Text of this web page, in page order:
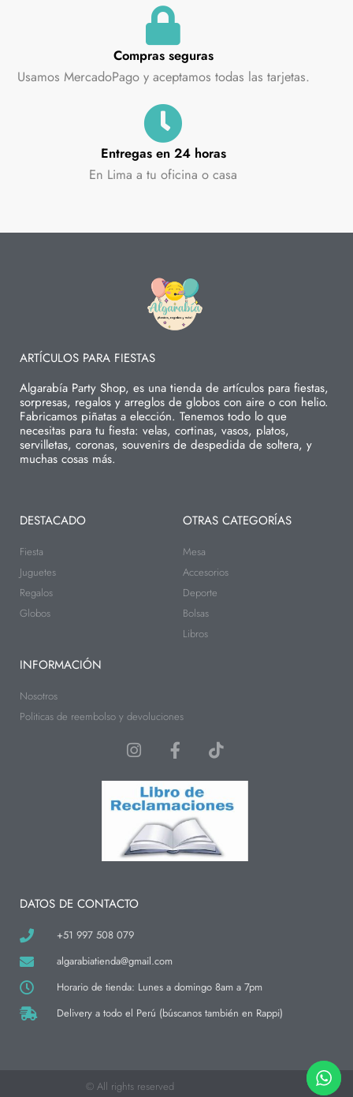
Compras seguras
Usamos MercadoPago y aceptamos todas las tarjetas.
Entregas en 24 horas
En Lima a tu oficina o casa
ARTÍCULOS PARA FIESTAS
Algarabía Party Shop, es una tienda de artículos para fiestas,
sorpresas, regalos y arreglos de globos con aire o con helio.
Fabricamos piñatas a elección. Tenemos todo lo que
necesitas para tu fiesta: velas, cortinas, vasos, platos,
servilletas, coronas, souvenirs de despedida de soltera, y
muchas cosas más.
DESTACADO
Fiesta
Juguetes
Regalos
Globos
OTRAS CATEGORÍAS
Mesa
Accesorios
Deporte
Bolsas
Libros
INFORMACIÓN
Nosotros
Politicas de reembolso y devoluciones
I
s
t
a
g
r
a
F
a
c
e
b
o
o
k
T
i
k
t
o
DATOS DE CONTACTO
+51 997 508 079
algarabiatienda@gmail.com
Horario de tienda: Lunes a domingo 8am a 7pm
Delivery a todo el Perú (búscanos también en Rappi)
© All rights reserved